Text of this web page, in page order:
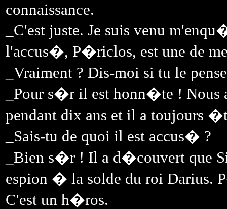
connaissance.
_C'est juste. Je suis venu
l'accus�, P�riclos, est une de
_Vraiment ? Dis-moi si tu le
_Pour s�r il est honn�te !
pendant dix ans et il a toujours
_Sais-tu de quoi il est accus� ?
_Bien s�r ! Il a d�couvert que
espion � la solde du roi Darius.
C'est un h�ros.